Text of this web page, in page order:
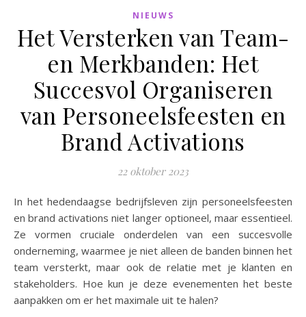
NIEUWS
Het Versterken van Team-
en Merkbanden: Het
Succesvol Organiseren
van Personeelsfeesten en
Brand Activations
22 oktober 2023
In het hedendaagse bedrijfsleven zijn personeelsfeesten
en brand activations niet langer optioneel, maar essentieel.
Ze vormen cruciale onderdelen van een succesvolle
onderneming, waarmee je niet alleen de banden binnen het
team versterkt, maar ook de relatie met je klanten en
stakeholders. Hoe kun je deze evenementen het beste
aanpakken om er het maximale uit te halen?